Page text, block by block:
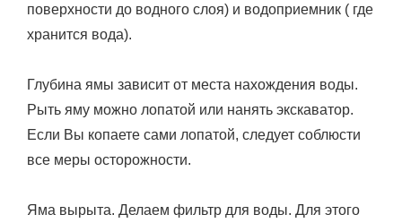
поверхности до водного слоя) и водоприемник ( где
хранится вода).
Глубина ямы зависит от места нахождения воды.
Рыть яму можно лопатой или нанять экскаватор.
Если Вы копаете сами лопатой, следует соблюсти
все меры осторожности.
Яма вырыта. Делаем фильтр для воды. Для этого